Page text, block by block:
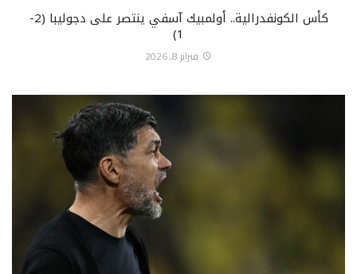
كأس الكونفدرالية.. أولمبيك آسفي ينتصر على دجوليبا (2-
1)
فبراير 8, 2026